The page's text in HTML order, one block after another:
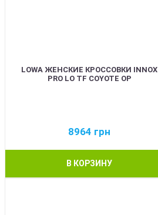
LOWA ЖЕНСКИЕ КРОССОВКИ INNOX
PRO LO TF COYOTE OP
8964 грн
В КОРЗИНУ